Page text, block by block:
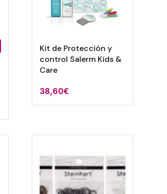
Kit de Protección y
control Salerm Kids &
Care
38,60€